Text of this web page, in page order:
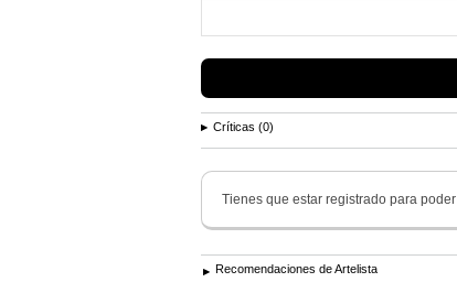
Críticas (0)
Tienes que estar registrado para poder
Recomendaciones de Artelista